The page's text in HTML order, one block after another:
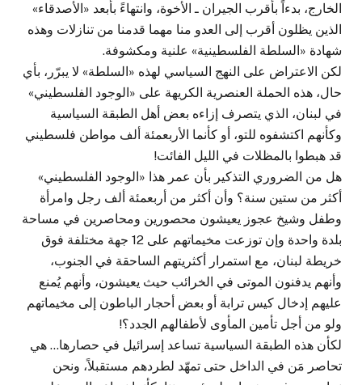
الخارج، بدءاً بأقرب الجيران ـ الأخوة، وانتهاءً بأبعد «الأصدقاء»
الذين يظلون أقرب إلى العدو منا مهما قدمنا من تنازلات وهذه
شهادة «السلطة الفلسطينية» علنية ومكشوفة.
لكن الاعتراض على النهج السياسي لهذه «السلطة» لا يبرّر، بأي
حال، هذه الحملة العنصرية الكريهة على «الوجود الفلسطيني»
في لبنان، الذي يتصرف إزاءه بعض أهل الطبقة السياسية
وكأنهم اكتشفوه للتو، أو كأنما الأربعمئة ألف مواطن فلسطيني
قد هبطوا بالمظلات في الليل الفائت!
هل من الضروري التذكير بأن عمر هذا «الوجود الفلسطيني»
أكثر من ستين سنة؟ وأن أكثر من أربعمئة ألف رجل وامرأة
وطفل وشيخ عجوز يعيشون محصورين ومحاصرين في مساحة
بلدة واحدة وإن توزعت مخيماتهم على 12 جهة مختلفة فوق
خريطة لبنان، مع استمرار أكثريتهم الساحقة في الجنوب،
وأنهم يدفنون الموتى في الخرائب حيث يعيشون، وأنهم يُمنع
عليهم إدخال كيس ترابة أو بعض أحجار الباطون إلى مخيماتهم
ولو من أجل تأمين المأوى لأطفالهم الجدد؟!
لكأن هذه الطبقة السياسية تساعد إسرائيل في حصارها… هي
تحاصر مَن في الداخل حتى تمهّد لطردهم مستقبلاً، ونحن